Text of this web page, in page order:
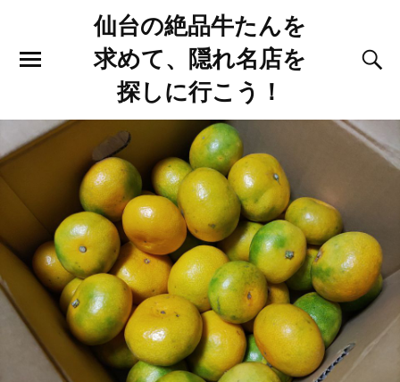
仙台の絶品牛たんを
求めて、隠れ名店を
探しに行こう！